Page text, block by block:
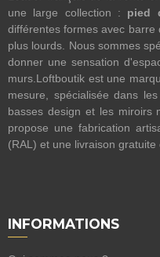
une large collection : pied
différentes formes avec
plus lourds. Nous sommes
donner une sensation
murs.Loftboutik est une
mesure, spécialisée dans
basses design et les miroirs
propose une fabrication
(RAL) et une livraison gratuite
INFORMATIONS